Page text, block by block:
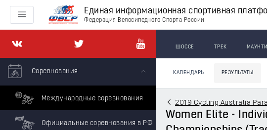
Единая информационная спортивная
Федерация Велосипедного Спорта России
Соревнования
Международные соревнования
Официальные соревнования в РФ
ШОССЕ ТРЕК
КАЛЕНДАРЬ РЕЗУЛЬТАТЫ
2019 Cycling Australia
Women Elite -